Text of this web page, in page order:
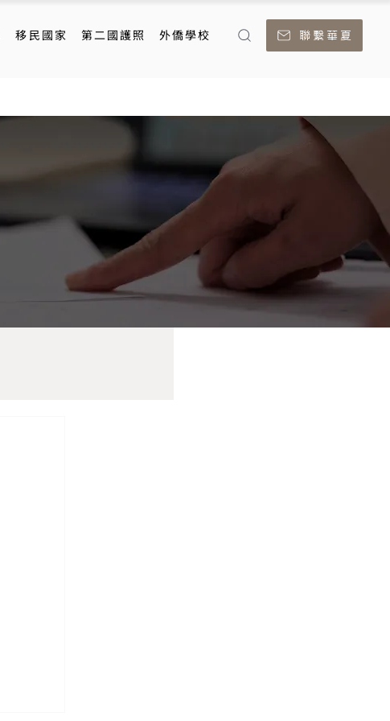
移民國家 第二國護照 外僑學校 聯繫華夏